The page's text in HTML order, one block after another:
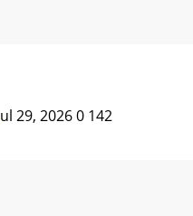
29, 20260 142